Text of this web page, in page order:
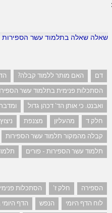
שאלה שאלה בתלמוד עשר הספירות
דם האם מותר ללמוד קבלה?
הסתכלות פנימית בתלמוד עשר
ואבנט. כי אותן הד' דכהן גדול
חלק ד
מהעליון מצנפת
קבלה מהמקור תלמוד עשר הספירות
תלמוד עשר הספירות - פורים
הספירה חלק ז' הסתכלות
לוח הדף היומי
הנפש הדף